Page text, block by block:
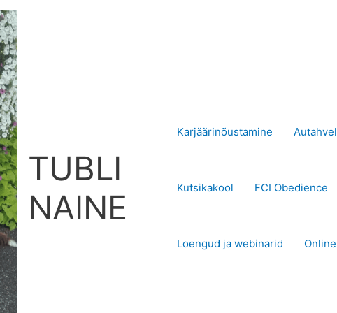
TUBLI
NAINE
Karjäärinõustamine Autahvel
Kutsikakool FCI Obedience
Loengud ja webinarid Online